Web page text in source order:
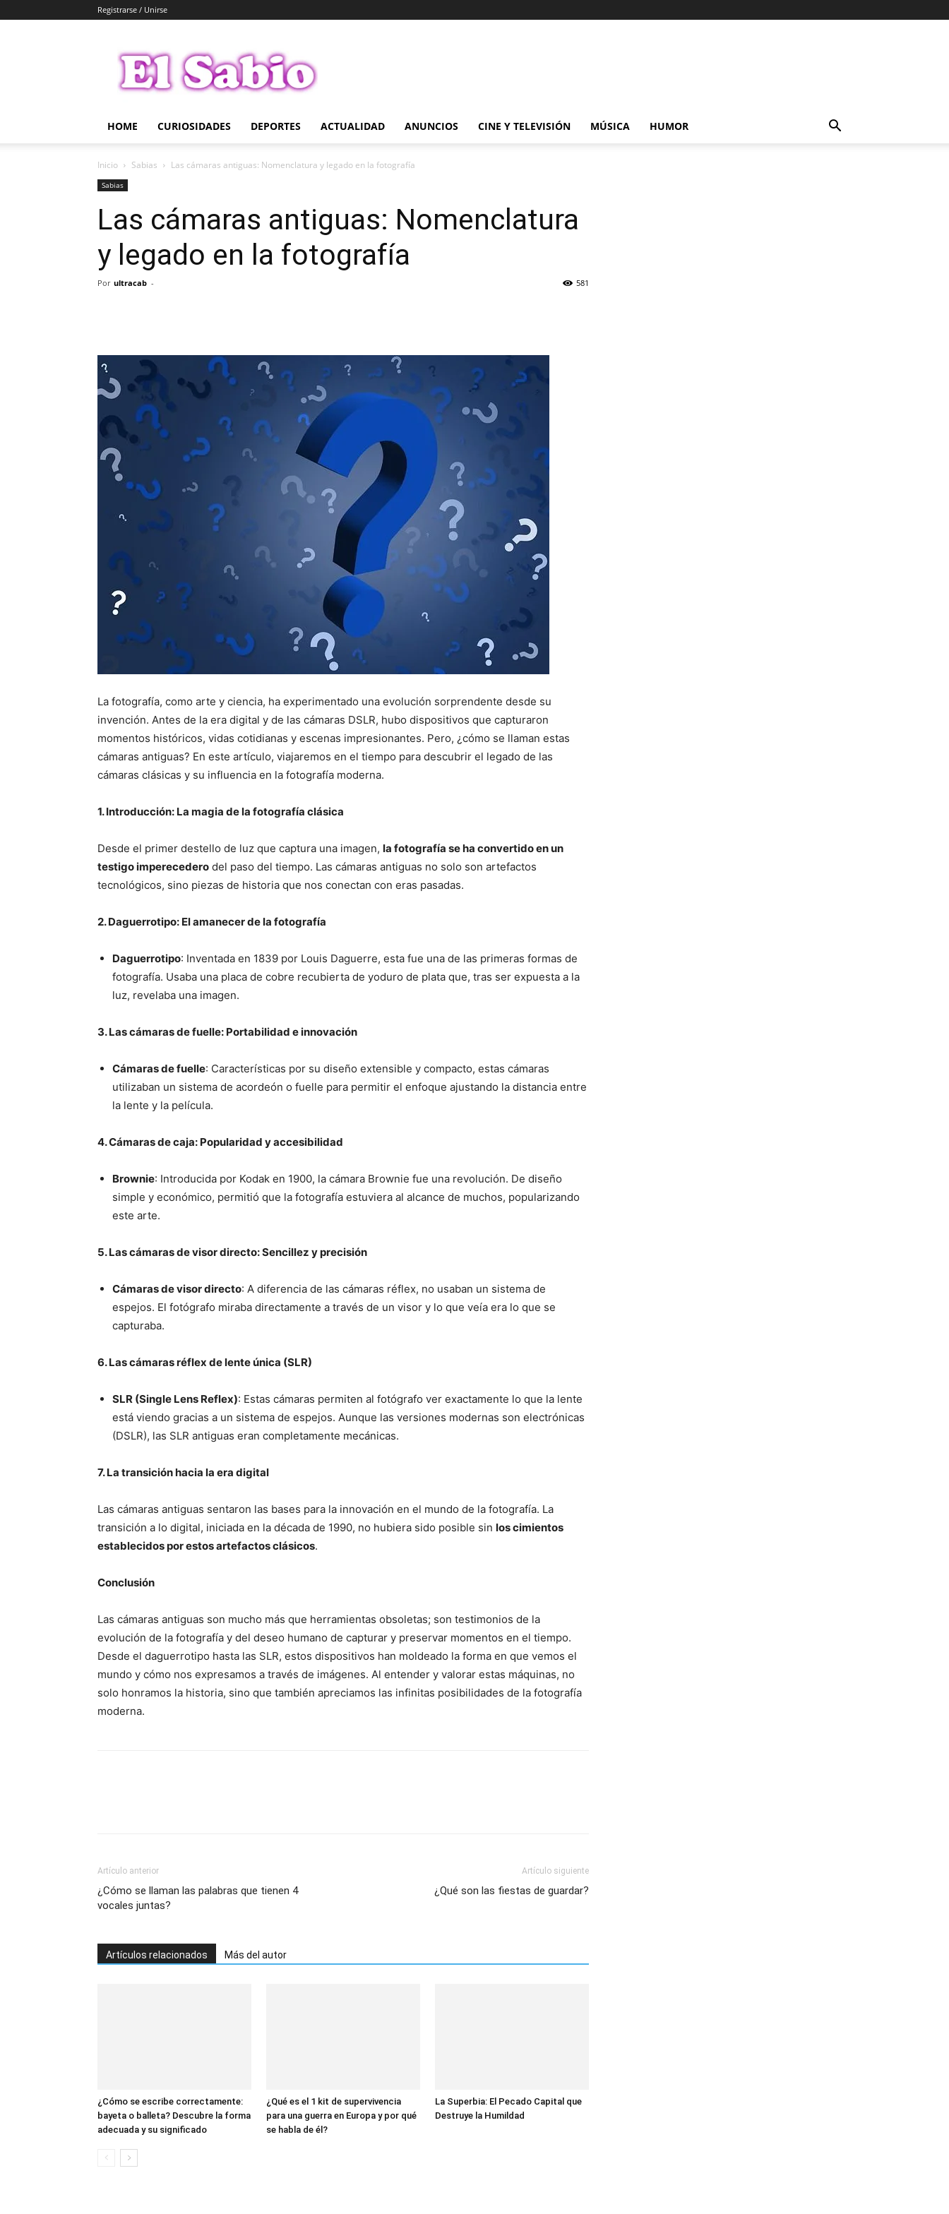
Registrarse / Unirse
Sabio
HOME CURIOSIDADES DEPORTES ACTUALIDAD ANUNCIOS CINE Y TELEVISIÓN MÚSICA HUMOR
Inicio Sabias Las cámaras antiguas: Nomenclatura y legado en la fotografía
Sabias
Las cámaras antiguas: Nomenclatura
y legado en la fotografía
Por ultracab - 581
La fotografía, como arte y ciencia, ha experimentado una evolución sorprendente desde su
invención. Antes de la era digital y de las cámaras DSLR, hubo dispositivos que capturaron
momentos históricos, vidas cotidianas y escenas impresionantes. Pero, ¿cómo se llaman estas
cámaras antiguas? En este artículo, viajaremos en el tiempo para descubrir el legado de las
cámaras clásicas y su influencia en la fotografía moderna.
1. Introducción: La magia de la fotografía clásica
Desde el primer destello de luz que captura una imagen, la fotografía se ha convertido en un
testigo imperecedero del paso del tiempo. Las cámaras antiguas no solo son artefactos
tecnológicos, sino piezas de historia que nos conectan con eras pasadas.
2. Daguerrotipo: El amanecer de la fotografía
Daguerrotipo: Inventada en 1839 por Louis Daguerre, esta fue una de las primeras formas de
fotografía. Usaba una placa de cobre recubierta de yoduro de plata que, tras ser expuesta a la
luz, revelaba una imagen.
3. Las cámaras de fuelle: Portabilidad e innovación
Cámaras de fuelle: Características por su diseño extensible y compacto, estas cámaras
utilizaban un sistema de acordeón o fuelle para permitir el enfoque ajustando la distancia entre
la lente y la película.
4. Cámaras de caja: Popularidad y accesibilidad
Brownie: Introducida por Kodak en 1900, la cámara Brownie fue una revolución. De diseño
simple y económico, permitió que la fotografía estuviera al alcance de muchos, popularizando
este arte.
5. Las cámaras de visor directo: Sencillez y precisión
Cámaras de visor directo: A diferencia de las cámaras réflex, no usaban un sistema de
espejos. El fotógrafo miraba directamente a través de un visor y lo que veía era lo que se
capturaba.
6. Las cámaras réflex de lente única (SLR)
SLR (Single Lens Reflex): Estas cámaras permiten al fotógrafo ver exactamente lo que la lente
está viendo gracias a un sistema de espejos. Aunque las versiones modernas son electrónicas
(DSLR), las SLR antiguas eran completamente mecánicas.
7. La transición hacia la era digital
Las cámaras antiguas sentaron las bases para la innovación en el mundo de la fotografía. La
transición a lo digital, iniciada en la década de 1990, no hubiera sido posible sin los cimientos
establecidos por estos artefactos clásicos.
Conclusión
Las cámaras antiguas son mucho más que herramientas obsoletas; son testimonios de la
evolución de la fotografía y del deseo humano de capturar y preservar momentos en el tiempo.
Desde el daguerrotipo hasta las SLR, estos dispositivos han moldeado la forma en que vemos el
mundo y cómo nos expresamos a través de imágenes. Al entender y valorar estas máquinas, no
solo honramos la historia, sino que también apreciamos las infinitas posibilidades de la fotografía
moderna.
Artículo anterior
¿Cómo se llaman las palabras que tienen 4
vocales juntas?
Artículo siguiente
¿Qué son las fiestas de guardar?
Artículos relacionados Más del autor
¿Cómo se escribe correctamente:
bayeta o balleta? Descubre la forma
adecuada y su significado
¿Qué es el 1 kit de supervivencia
para una guerra en Europa y por qué
se habla de él?
La Superbia: El Pecado Capital que
Destruye la Humildad